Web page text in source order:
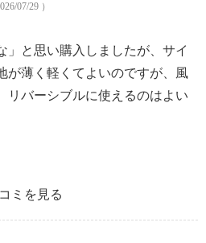
07/29 ）
」と思い購入しましたが、サイ
が薄く軽くてよいのですが、風
リバーシブルに使えるのはよい
ミを見る